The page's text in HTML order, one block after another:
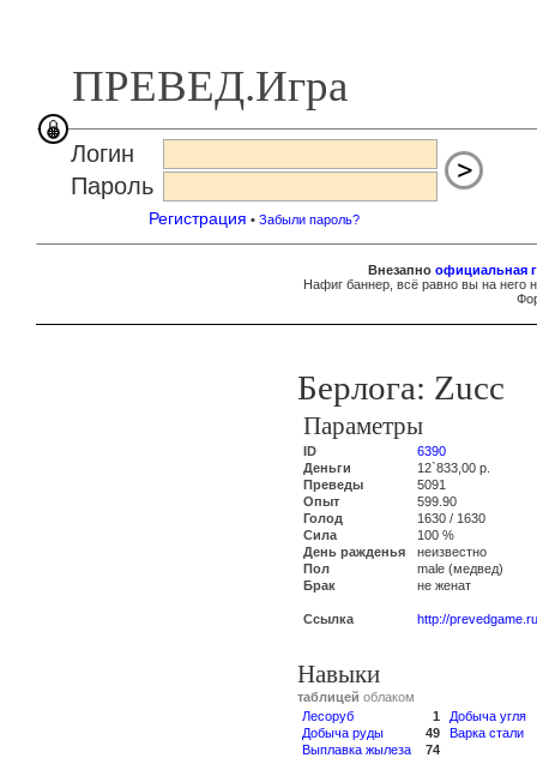
ПРЕВЕД.Игра
Логин
Пароль
Регистрация • Забыли пароль?
Внезапно официальная
Нафиг баннер, всё равно вы на
Берлога: Zucc
Параметры
ID
6390
Деньги
12`833,00 р.
Преведы
5091
Опыт
599.90
Голод
1630 / 1630
Сила
100 %
День ражденья
неизвестно
Пол
male (медвед)
Брак
не женат
Ссылка http://
Навыки
таблицей облаком
Лесоруб
1
Добыча руды
49
Выплавка жылеза
74
Добыча угля
Варка стали